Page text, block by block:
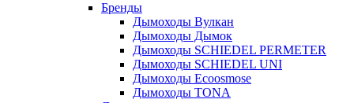
Бренды
Дымоходы Вулкан
Дымоходы Дымок
Дымоходы SCHIEDEL PERMETER
Дымоходы SCHIEDEL UNI
Дымоходы Ecoosmose
Дымоходы TONA